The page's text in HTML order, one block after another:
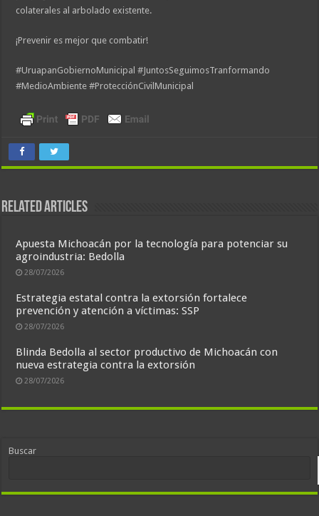
colaterales al arbolado existente.
¡Prevenir es mejor que combatir!
#UruapanGobiernoMunicipal #JuntosSeguimosTranformando
#MedioAmbiente #ProtecciónCivilMunicipal
Related Articles
Apuesta Michoacán por la tecnología para potenciar su
agroindustria: Bedolla
28/07/2026
Estrategia estatal contra la extorsión fortalece
prevención y atención a víctimas: SSP
28/07/2026
Blinda Bedolla al sector productivo de Michoacán con
nueva estrategia contra la extorsión
28/07/2026
Buscar